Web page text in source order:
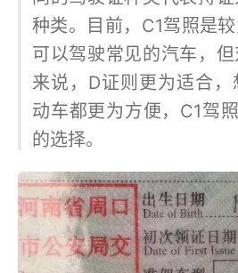
种类。目前，C1驾照是较
可以驾驶常见的汽车，
来说，D证则更为适合
动车都更为方便，C1驾
的选择。